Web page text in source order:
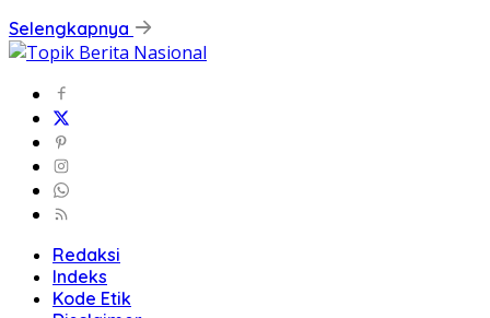
Selengkapnya
Redaksi
Indeks
Kode Etik